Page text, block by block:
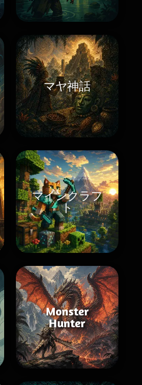
マヤ神話
マインクラフ
ト
Monster
Hunter